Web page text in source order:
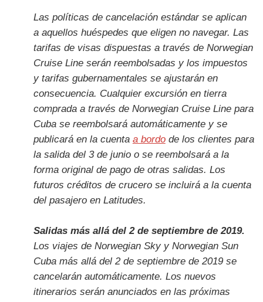
Las políticas de cancelación estándar se aplican
a aquellos huéspedes que eligen no navegar. Las
tarifas de visas dispuestas a través de Norwegian
Cruise Line serán reembolsadas y los impuestos
y tarifas gubernamentales se ajustarán en
consecuencia. Cualquier excursión en tierra
comprada a través de Norwegian Cruise Line para
Cuba se reembolsará automáticamente y se
publicará en la cuenta a bordode los clientes para
la salida del 3 de junio o se reembolsará a la
forma original de pago de otras salidas. Los
futuros créditos de crucero se incluirá a la cuenta
del pasajero en Latitudes.
Salidas más allá del 2 de septiembre de 2019.
Los viajes de Norwegian Sky y Norwegian Sun
Cuba más allá del 2 de septiembre de 2019 se
cancelarán automáticamente. Los nuevos
itinerarios serán anunciados en las próximas